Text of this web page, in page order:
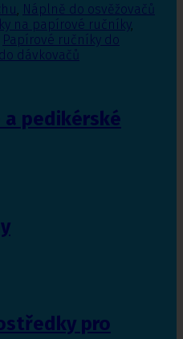
, Náplně do osvěžovačů
na papírové ručníky,
Papírové ručníky do
dávkovačů
pedikérské
pro